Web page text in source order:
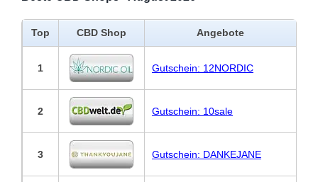
Top CBD Shop Angebote
1 Gutschein: 12NORDIC
2 Gutschein: 10sale
3 Gutschein: DANKEJANE